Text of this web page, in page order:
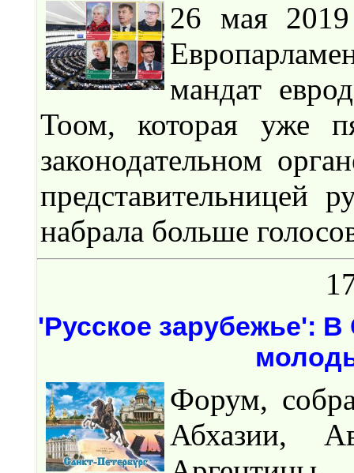
26 мая
мандат
Тоом, которая уже
законодательном
представительницей
набрала больше
'Русское зарубежье':
Форум,
Абхазии,